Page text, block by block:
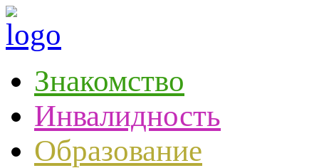
Знакомство
Инвалидность
Образование